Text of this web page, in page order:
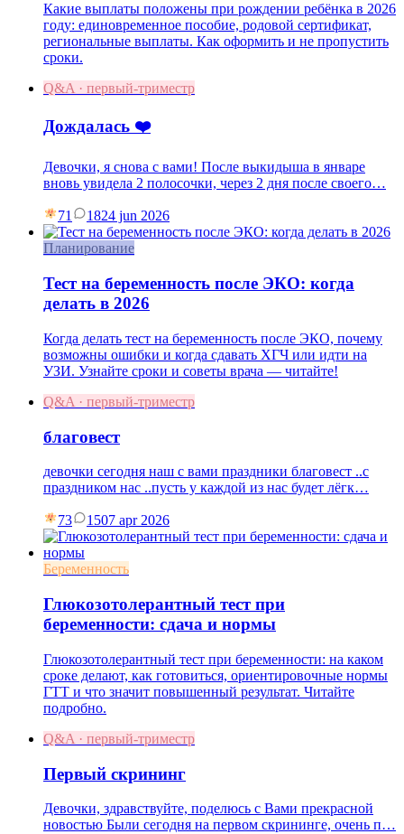
Какие выплаты положены при рождении ребёнка в 2026
году: единовременное пособие, родовой сертификат,
региональные выплаты. Как оформить и не пропустить
сроки.
Q&A · первый-триместр
Дождалась ❤️
Девочки, я снова с вами! После выкидыша в январе
вновь увидела 2 полосочки, через 2 дня после своего…
71 1824 jun 2026
Планирование
Тест на беременность после ЭКО: когда
делать в 2026
Когда делать тест на беременность после ЭКО, почему
возможны ошибки и когда сдавать ХГЧ или идти на
УЗИ. Узнайте сроки и советы врача — читайте!
Q&A · первый-триместр
благовест
девочки сегодня наш с вами праздники благовест ..с
праздником нас ..пусть у каждой из нас будет лёгк…
73 1507 apr 2026
Беременность
Глюкозотолерантный тест при
беременности: сдача и нормы
Глюкозотолерантный тест при беременности: на каком
сроке делают, как готовиться, ориентировочные нормы
ГТТ и что значит повышенный результат. Читайте
подробно.
Q&A · первый-триместр
Первый скрининг
Девочки, здравствуйте, поделюсь с Вами прекрасной
новостью Были сегодня на первом скрининге, очень п…